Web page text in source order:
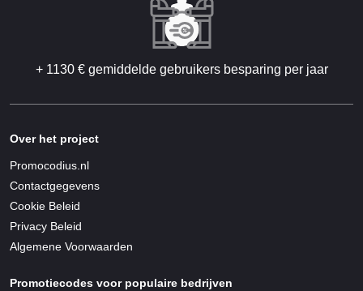
+ 1130 € gemiddelde gebruikers besparing per jaar
Over het project
Promocodius.nl
Contactgegevens
Cookie Beleid
Privacy Beleid
Algemene Voorwaarden
Promotiecodes voor populaire bedrijven